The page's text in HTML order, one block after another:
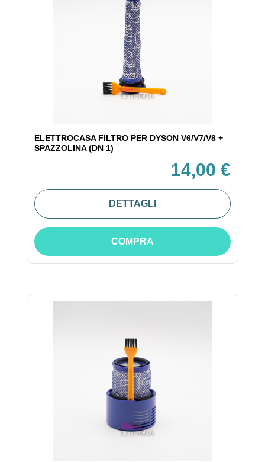
ELETTROCASA FILTRO PER DYSON V6/V7/V8 +
SPAZZOLINA (DN 1)
14,00 €
DETTAGLI
COMPRA